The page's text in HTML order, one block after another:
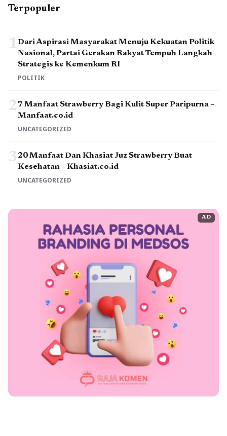
Terpopuler
1 Dari Aspirasi Masyarakat Menuju Kekuatan Politik
Nasional, Partai Gerakan Rakyat Tempuh Langkah
Strategis ke Kemenkum RI
POLITIK
27 Manfaat Strawberry Bagi Kulit Super Paripurna –
Manfaat.co.id
UNCATEGORIZED
320 Manfaat Dan Khasiat Juz Strawberry Buat
Kesehatan – Khasiat.co.id
UNCATEGORIZED
AD